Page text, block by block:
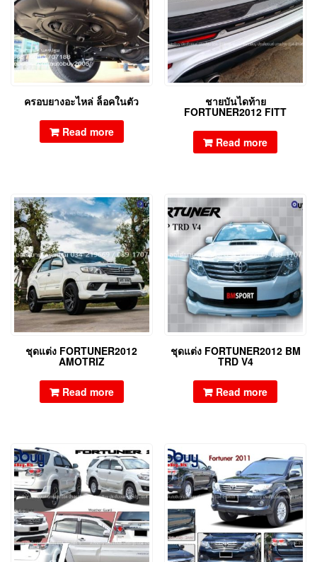
ครอบยางอะไหล่ ล็อคในตัว
Read more
ชายบันไดท้าย
FORTUNER2012 FITT
Read more
ชุดแต่ง FORTUNER2012
AMOTRIZ
Read more
ชุดแต่ง FORTUNER2012 BM
TRD V4
Read more